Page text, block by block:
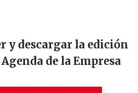
y descargar la edición
de la Empresa